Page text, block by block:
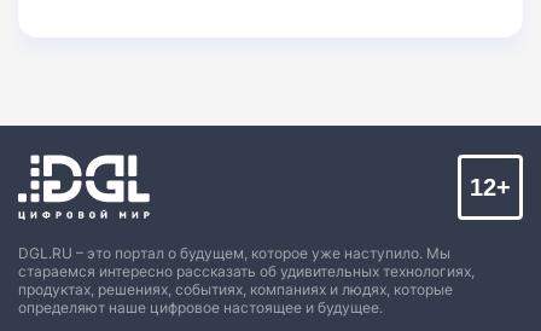
DGL.RU – это портал о будущем, которое уже наступило. Мы
стараемся интересно рассказать об удивительных технологиях,
продуктах, решениях, событиях, компаниях и людях, которые
определяют наше цифровое настоящее и будущее.
12+